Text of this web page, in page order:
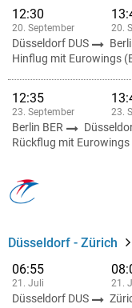
12:30
20. September 20.
Düsseldorf DUS
Hinflug mit Eurowings
12:35
23. September 23.
Berlin BER
Rückflug mit Eurowings
Düsseldorf - Zürich
06:55
21. Juli 21.
Düsseldorf DUS